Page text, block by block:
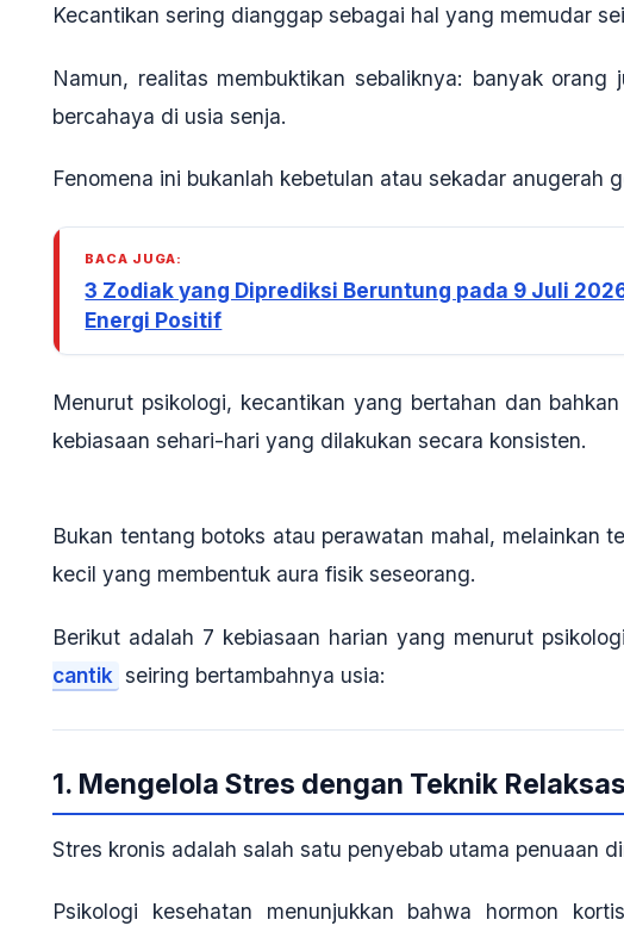
Kecantikan sering dianggap sebagai hal yang memudar
Namun, realitas membuktikan sebaliknya: banyak
bercahaya di usia senja.
Fenomena ini bukanlah kebetulan atau sekadar anugerah
BACA JUGA:
3 Zodiak yang Diprediksi Beruntung pada 9 Juli
Energi Positif
Menurut psikologi, kecantikan yang bertahan dan
kebiasaan sehari-hari yang dilakukan secara konsisten.
Bukan tentang botoks atau perawatan mahal, melainkan
kecil yang membentuk aura fisik seseorang.
Berikut adalah 7 kebiasaan harian yang menurut
cantik seiring bertambahnya usia:
1. Mengelola Stres dengan Teknik
Stres kronis adalah salah satu penyebab utama penuaan
Psikologi kesehatan menunjukkan bahwa hormon